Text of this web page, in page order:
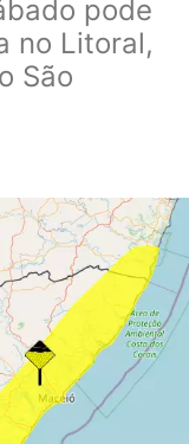
pode
no Litoral,
São